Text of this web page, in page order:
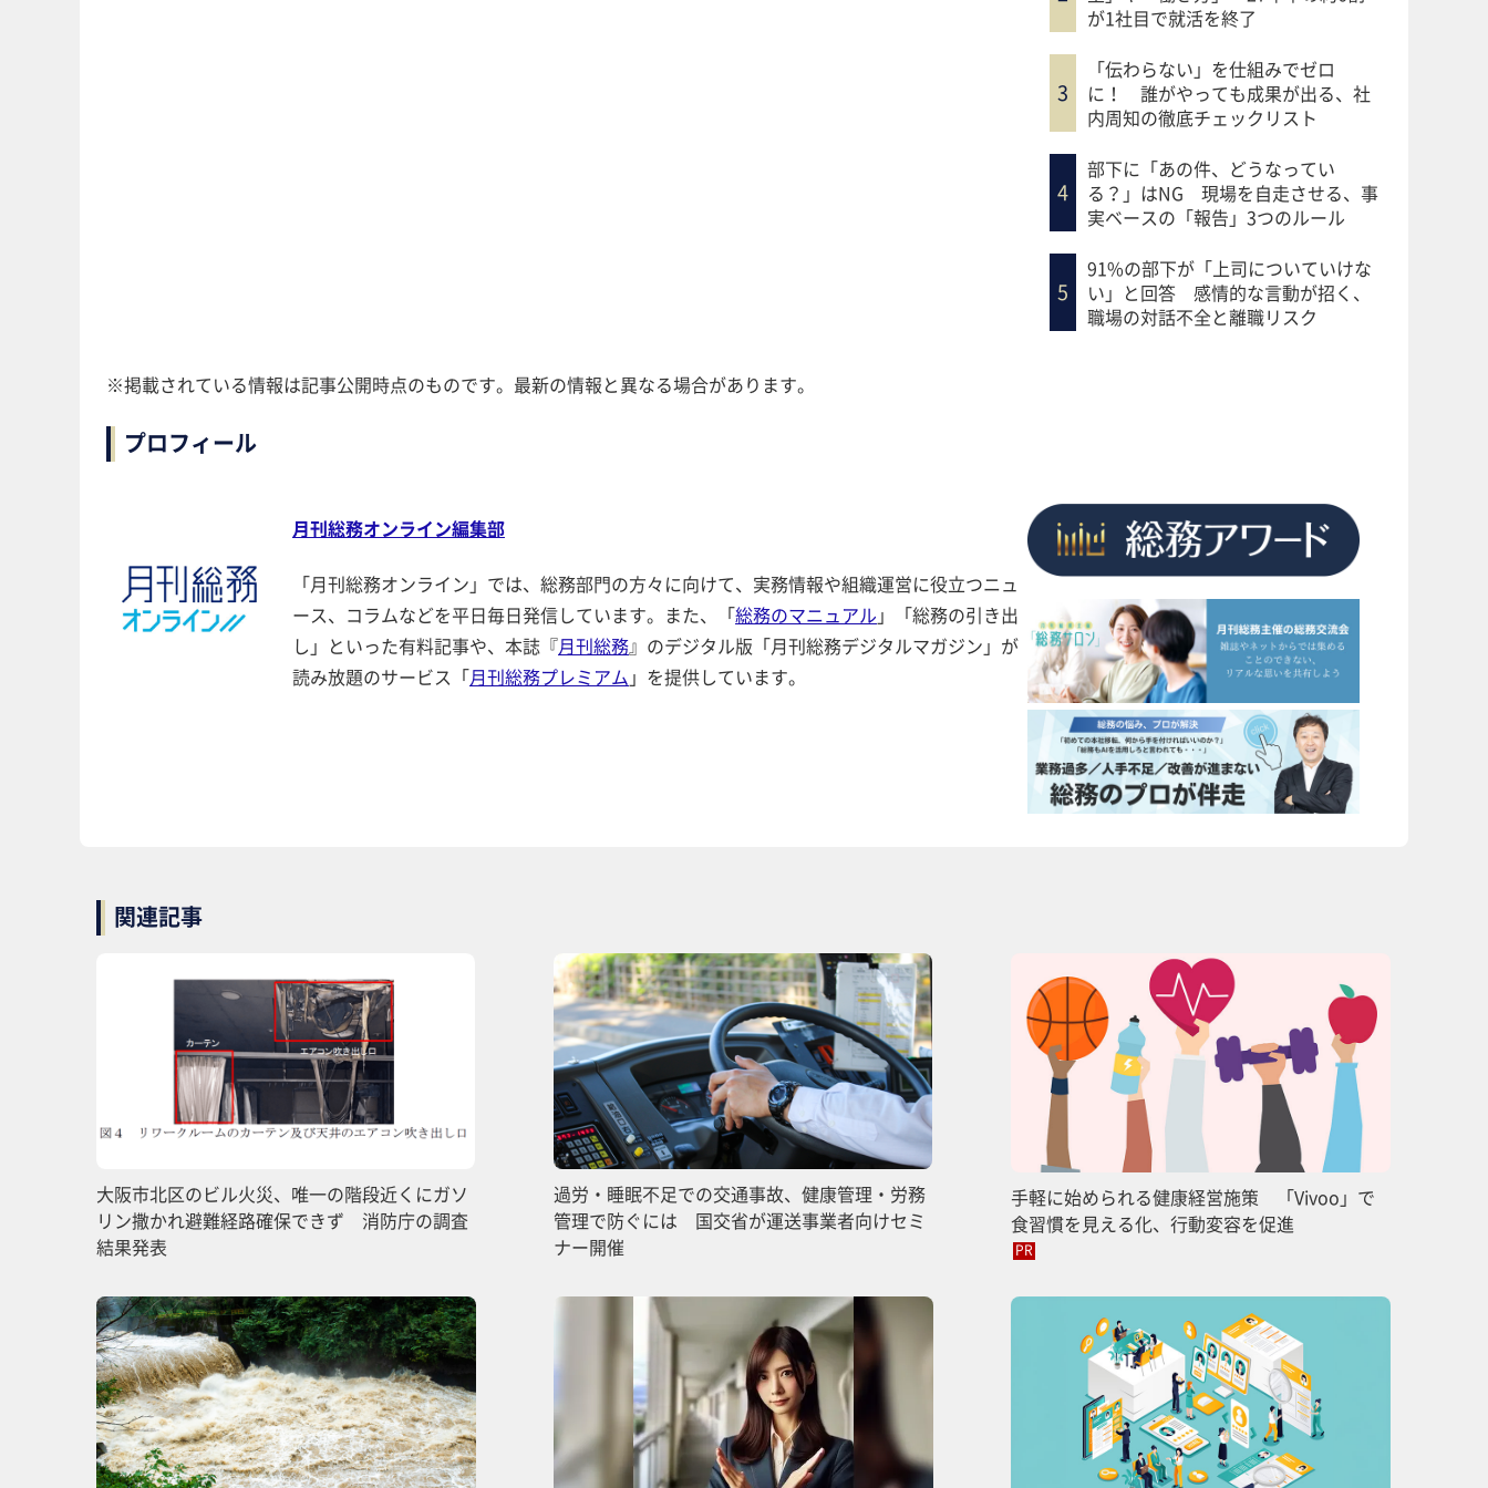
が1社目で就活を終了
「伝わらない」を仕組みでゼロ
に！ 誰がやっても成果が出る、社
内周知の徹底チェックリスト
部下に「あの件、どうなってい
る？」はNG 現場を自走させる、事
実ベースの「報告」3つのルール
91%の部下が「上司についていけな
い」と回答 感情的な言動が招く、
職場の対話不全と離職リスク
※掲載されている情報は記事公開時点のものです。最新の情報と異なる場合があります。
プロフィール
月刊総務オンライン編集部
「月刊総務オンライン」では、総務部門の方々に向けて、実務情報や組織運営に役立つニュ
ース、コラムなどを平日毎日発信しています。また、「総務のマニュアル 」「総務の引き出
し」といった有料記事や、本誌『月刊総務』のデジタル版「月刊総務デジタルマガジン」が
読み放題のサービス「月刊総務プレミアム 」を提供しています。
関連記事
大阪市北区のビル火災、唯一の階段近くにガソ
リン撒かれ避難経路確保できず 消防庁の調査
結果発表
過労・睡眠不足での交通事故、健康管理・労務
管理で防ぐには 国交省が運送事業者向けセミ
ナー開催
手軽に始められる健康経営施策 「Vivoo」で
食習慣を見える化、行動変容を促進
PR